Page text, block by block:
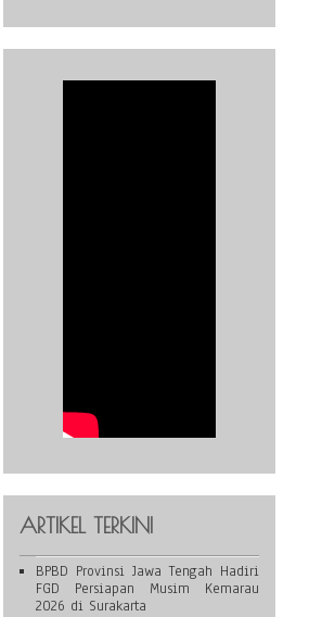
ARTIKEL TERKINI
BPBD Provinsi Jawa Tengah Hadiri
FGD Persiapan Musim Kemarau
2026 di Surakarta